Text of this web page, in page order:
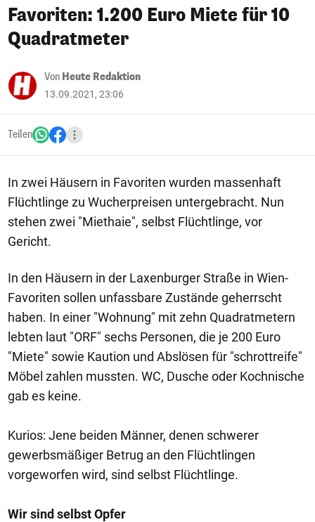
Favoriten: 1.200 Euro Miete für 10
Quadratmeter
Von Heute Redaktion
13.09.2021, 23:06
Teilen
In zwei Häusern in Favoriten wurden massenhaft
Flüchtlinge zu Wucherpreisen untergebracht. Nun
stehen zwei "Miethaie", selbst Flüchtlinge, vor
Gericht.
In den Häusern in der Laxenburger Straße in Wien-
Favoriten sollen unfassbare Zustände geherrscht
haben. In einer "Wohnung" mit zehn Quadratmetern
lebten laut "ORF" sechs Personen, die je 200 Euro
"Miete" sowie Kaution und Abslösen für "schrottreife"
Möbel zahlen mussten. WC, Dusche oder Kochnische
gab es keine.
Kurios: Jene beiden Männer, denen schwerer
gewerbsmäßiger Betrug an den Flüchtlingen
vorgeworfen wird, sind selbst Flüchtlinge.
Wir sind selbst Opfer